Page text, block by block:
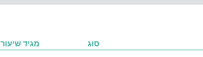
סוג מגיד שיעור